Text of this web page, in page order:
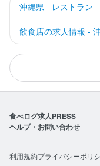
沖縄県 - レストラン
飲食店の求人情報 -
食べログ求人PRESS
ヘルプ・お問い合わせ
利用規約プライバシーポリ